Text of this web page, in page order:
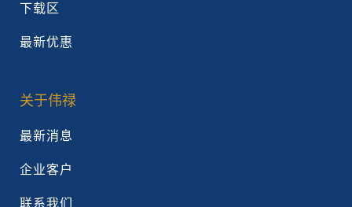
下载区
最新优惠
关于伟禄
最新消息
企业客户
联系我们